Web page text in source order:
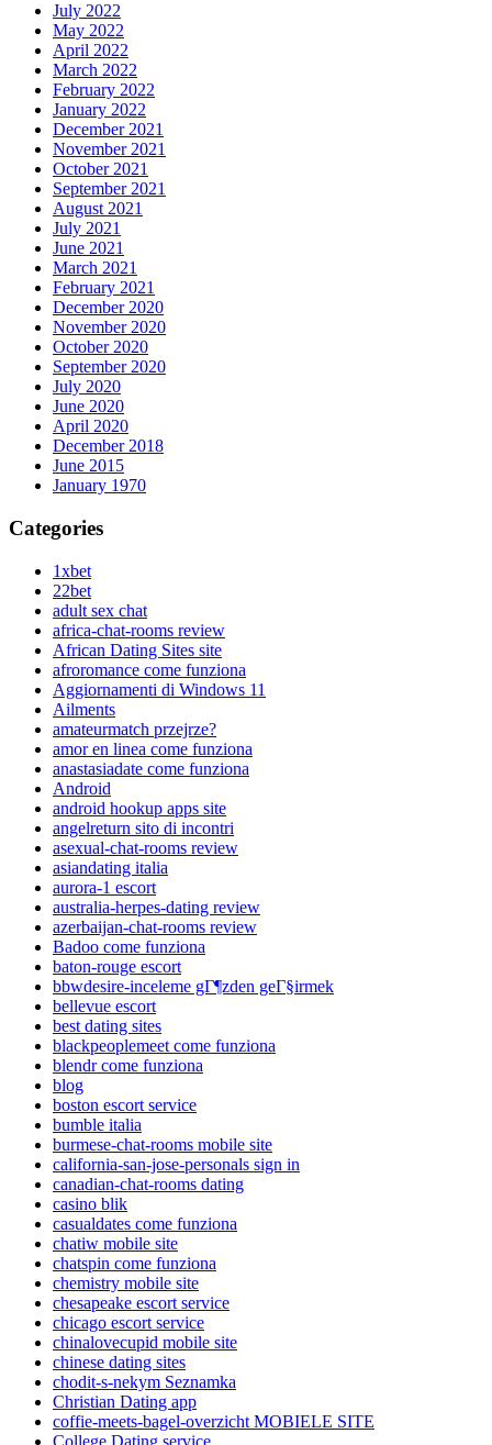
July 2022
May 2022
April 2022
March 2022
February 2022
January 2022
December 2021
November 2021
October 2021
September 2021
August 2021
July 2021
June 2021
March 2021
February 2021
December 2020
November 2020
October 2020
September 2020
July 2020
June 2020
April 2020
December 2018
June 2015
January 1970
Categories
1xbet
22bet
adult sex chat
africa-chat-rooms review
African Dating Sites site
afroromance come funziona
Aggiornamenti di Windows 11
Ailments
amateurmatch przejrze?
amor en linea come funziona
anastasiadate come funziona
Android
android hookup apps site
angelreturn sito di incontri
asexual-chat-rooms review
asiandating italia
aurora-1 escort
australia-herpes-dating review
azerbaijan-chat-rooms review
Badoo come funziona
baton-rouge escort
bbwdesire-inceleme gГ¶zden geГ§irmek
bellevue escort
best dating sites
blackpeoplemeet come funziona
blendr come funziona
blog
boston escort service
bumble italia
burmese-chat-rooms mobile site
california-san-jose-personals sign in
canadian-chat-rooms dating
casino blik
casualdates come funziona
chatiw mobile site
chatspin come funziona
chemistry mobile site
chesapeake escort service
chicago escort service
chinalovecupid mobile site
chinese dating sites
chodit-s-nekym Seznamka
Christian Dating app
coffie-meets-bagel-overzicht MOBIELE SITE
College Dating service